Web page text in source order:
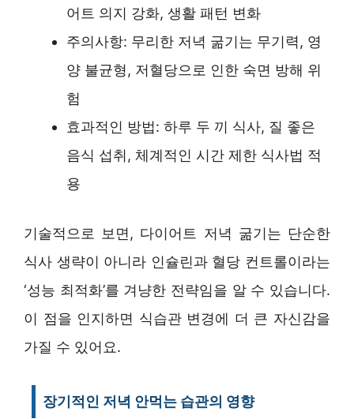
어트 의지 강화, 생활 패턴 변화
주의사항: 무리한 저녁 굶기는 무기력, 영
양 불균형, 저혈당으로 인한 숙면 방해 위
험
효과적인 방법: 하루 두 끼 식사, 질 좋은
음식 섭취, 체계적인 시간 제한 식사법 적
용
기술적으로 보면, 다이어트 저녁 굶기는 단순한
식사 생략이 아니라 인슐린과 혈당 컨트롤이라는
‘성능 최적화’를 겨냥한 전략임을 알 수 있습니다.
이 점을 인지하면 식습관 변경에 더 큰 자신감을
가질 수 있어요.
장기적인 저녁 안먹는 습관의 영향